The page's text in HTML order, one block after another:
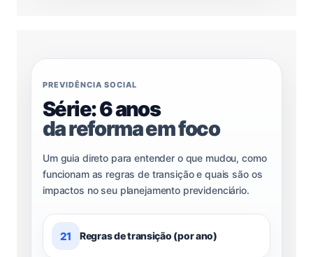
PREVIDÊNCIA SOCIAL
Série: 6 anos
da reforma em foco
Um guia direto para entender o que mudou, como
funcionam as regras de transição e quais são os
impactos no seu planejamento previdenciário.
21 Regras de transição (por ano)